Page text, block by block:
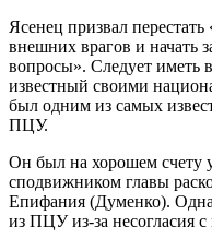
Ясенец призвал
внешних врагов и начать
вопросы». Следует иметь
известный своими
был одним из самых
ПЦУ.
Он был на хорошем счету
сподвижником главы
Епифания (Думенко).
из ПЦУ из-за несогласия с